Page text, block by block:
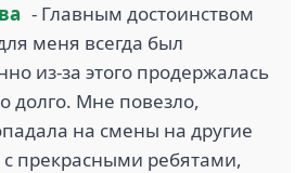
- Главным достоинством
меня всегда был
из-за этого продержалась
долго. Мне повезло,
на смены на другие
с прекрасными ребятами,